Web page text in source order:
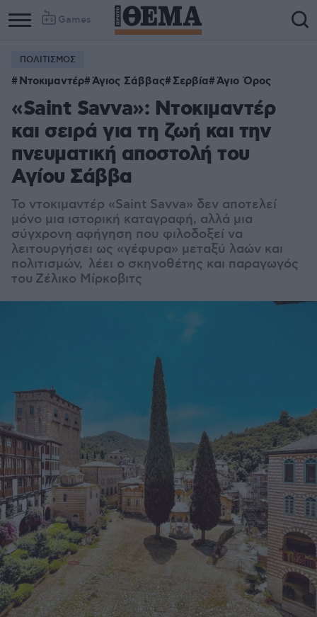
Games
ΠΟΛΙΤΙΣΜΟΣ
Ντοκιμαντέρ Άγιος Σάββας Σερβία Άγιο Όρος
«Saint Savva»: Ντοκιμαντέρ
και σειρά για τη ζωή και την
πνευματική αποστολή του
Αγίου Σάββα
Το ντοκιμαντέρ «Saint Savva» δεν αποτελεί
μόνο μια ιστορική καταγραφή, αλλά μια
σύγχρονη αφήγηση που φιλοδοξεί να
λειτουργήσει ως «γέφυρα» μεταξύ λαών και
πολιτισμών, λέει ο σκηνοθέτης και παραγωγός
του Ζέλικο Μίρκοβιτς